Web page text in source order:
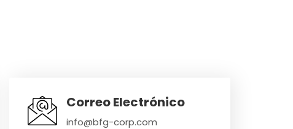
Correo Electrónico
info@bfg-corp.com